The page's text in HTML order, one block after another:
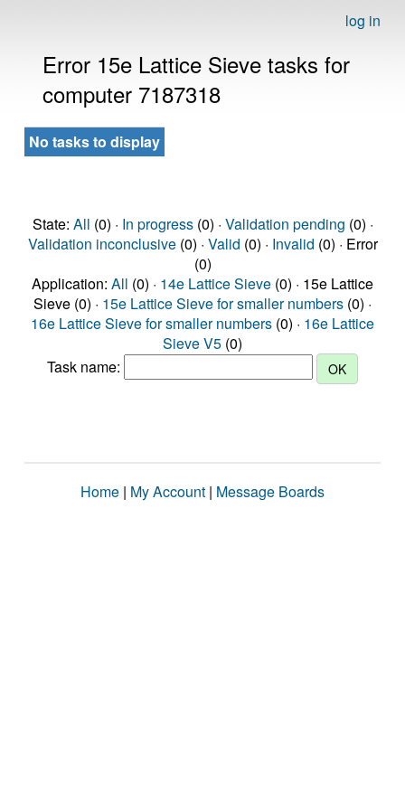
log in
Error 15e Lattice Sieve tasks for
computer 7187318
No tasks to display
State: All (0) · In progress(0) · Validation pending (0) ·
Validation inconclusive(0) · Valid (0) · Invalid (0) · Error
(0)
Application: All (0) · 14e Lattice Sieve (0) · 15e Lattice
Sieve (0) · 15e Lattice Sieve for smaller numbers (0) ·
16e Lattice Sieve for smaller numbers (0) · 16e Lattice
Sieve V5 (0)
Task name:
Home | My Account | Message Boards